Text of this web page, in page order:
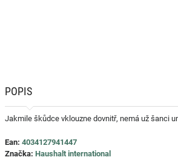
POPIS
Jakmile škůdce vklouzne dovnitř, nemá už šanci
Ean: 4034127941447
Značka: Haushalt international